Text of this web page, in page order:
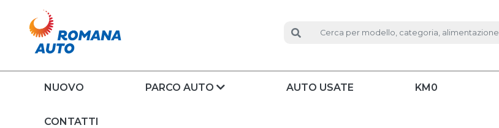
NUOVO PARCO AUTO AUTO USATE KM0
CONTATTI